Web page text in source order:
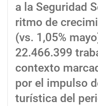
a la Seguridad
ritmo de
(vs. 1,05%
22.466.399
contexto
por el impulso
turística del